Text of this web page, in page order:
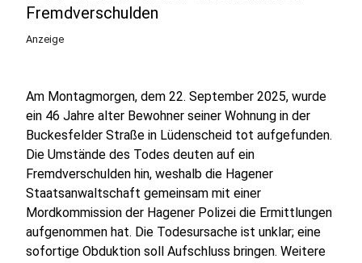
Fremdverschulden
Anzeige
Am Montagmorgen, dem 22. September 2025, wurde
ein 46 Jahre alter Bewohner seiner Wohnung in der
Buckesfelder Straße in Lüdenscheid tot aufgefunden.
Die Umstände des Todes deuten auf ein
Fremdverschulden hin, weshalb die Hagener
Staatsanwaltschaft gemeinsam mit einer
Mordkommission der Hagener Polizei die Ermittlungen
aufgenommen hat. Die Todesursache ist unklar; eine
sofortige Obduktion soll Aufschluss bringen. Weitere